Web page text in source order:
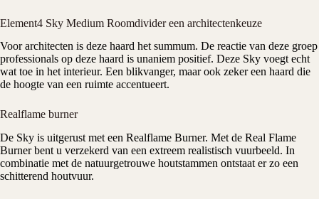
Element4 Sky Medium Roomdivider een architectenkeuze
Voor architecten is deze haard het summum. De reactie van deze groep
professionals op deze haard is unaniem positief. Deze Sky voegt echt
wat toe in het interieur. Een blikvanger, maar ook zeker een haard die
de hoogte van een ruimte accentueert.
Realflame burner
De Sky is uitgerust met een Realflame Burner. Met de Real Flame
Burner bent u verzekerd van een extreem realistisch vuurbeeld. In
combinatie met de natuurgetrouwe houtstammen ontstaat er zo een
schitterend houtvuur.